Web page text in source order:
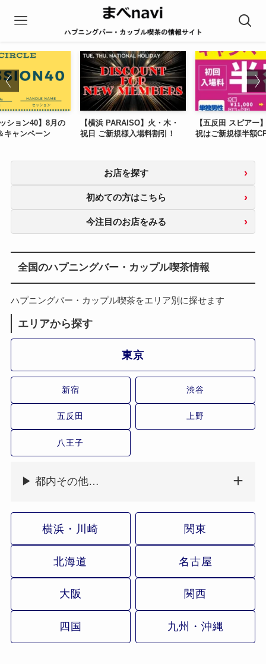
ション40】8月の
キャンペーン
【横浜 PARAISO】火・木・
祝日 ​ご新規様入場料割引！
【五反田 スピアー
祝はご新規様半額
お店を探す
初めての方はこちら
今注目のお店をみる
全国のハプニングバー・カップル喫茶情報
ハプニングバー・カップル喫茶をエリア別に探せます
エリアから探す
東京
新宿 渋谷
五反田 上野
八王子
▶ 都内その他…
横浜・川崎 関東
北海道 名古屋
大阪 関西
四国 九州・沖縄